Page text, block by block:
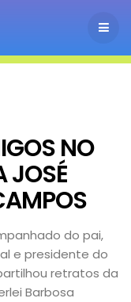
NO
JOSÉ
do pai,
e presidente do
retratos da
Barbosa